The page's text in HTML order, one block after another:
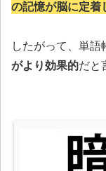
の記憶が脳に定着
したがって、単語
がより効果的だと